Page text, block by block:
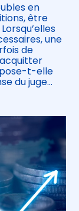
en
être
une
de
t-elle
du juge…